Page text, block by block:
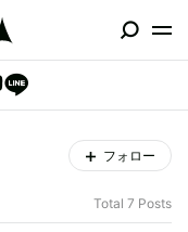
フォロー
Total 7 Posts